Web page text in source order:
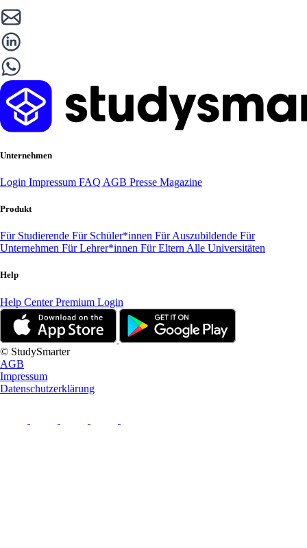
Unternehmen
Login Impressum FAQ AGB Presse Magazine
Produkt
Für Studierende Für Schüler*innen Für Auszubildende Für
Unternehmen Für Lehrer*innen Für Eltern Alle Universitäten
Help
Help CenterPremium Login
© StudySmarter
AGB
Impressum
Datenschutzerklärung